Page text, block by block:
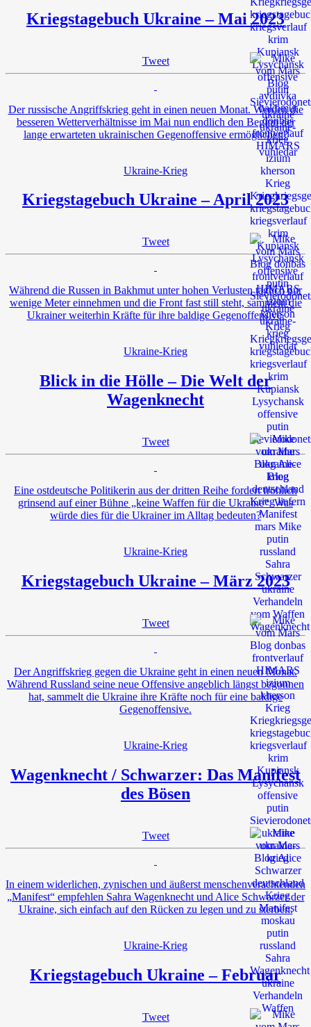
Kriegstagebuch Ukraine – Mai 2023
Tweet
Der russische Angriffskrieg geht in einen neuen Monat. Werden die
besseren Wetterverhältnisse im Mai nun endlich den Beginn der
lange erwarteten ukrainischen Gegenoffensive ermöglichen?
Ukraine-Krieg
Kriegstagebuch Ukraine – April 2023
Tweet
Während die Russen in Bakhmut unter hohen Verlusten täglich nur
wenige Meter einnehmen und die Front fast still steht, sammeln die
Ukrainer weiterhin Kräfte für ihre baldige Gegenoffensive.
Ukraine-Krieg
Blick in die Hölle – Die Welt der
Wagenknecht
Tweet
Eine ostdeutsche Politikerin aus der dritten Reihe fordert fröhlich
grinsend auf einer Bühne „keine Waffen für die Ukraine“. Was
würde dies für die Ukrainer im Alltag bedeuten?
Ukraine-Krieg
Kriegstagebuch Ukraine – März 2023
Tweet
Der Angriffskrieg gegen die Ukraine geht in einen neuen Monat.
Während Russland seine neue Offensive angeblich längst begonnen
hat, sammelt die Ukraine ihre Kräfte noch für eine baldige
Gegenoffensive.
Ukraine-Krieg
Wagenknecht / Schwarzer: Das Manifest
des Bösen
Tweet
In einem widerlichen, zynischen und äußerst menschenverachtenden
„Manifest“ empfehlen Sahra Wagenknecht und Alice Schwarzer der
Ukraine, sich einfach auf den Rücken zu legen und zu sterben.
Ukraine-Krieg
Kriegstagebuch Ukraine – Februar
Tweet